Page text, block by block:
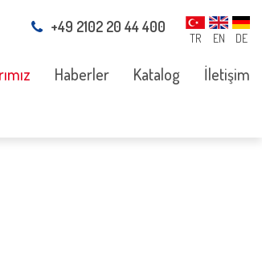
TR EN DE
+49 2102 20 44 400
Haberler Katalog İletişim